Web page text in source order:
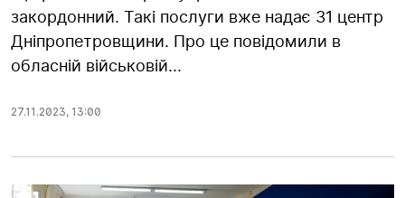
закордонний. Такі послуги вже надає 31 центр
Дніпропетровщини. Про це повідомили в
обласній військовій...
27.11.2023, 13:00